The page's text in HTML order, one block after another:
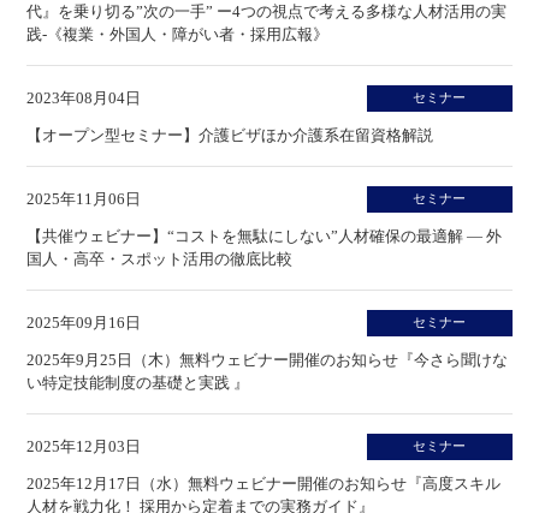
代』を乗り切る”次の一手” ー4つの視点で考える多様な人材活用の実
践-《複業・外国人・障がい者・採用広報》
2023年08月04日 セミナー
【オープン型セミナー】介護ビザほか介護系在留資格解説
2025年11月06日 セミナー
【共催ウェビナー】“コストを無駄にしない”人材確保の最適解 ― 外
国人・高卒・スポット活用の徹底比較
2025年09月16日 セミナー
2025年9月25日（木）無料ウェビナー開催のお知らせ『今さら聞けな
い特定技能制度の基礎と実践 』
2025年12月03日 セミナー
2025年12月17日（水）無料ウェビナー開催のお知らせ『高度スキル
人材を戦力化！ 採用から定着までの実務ガイド』